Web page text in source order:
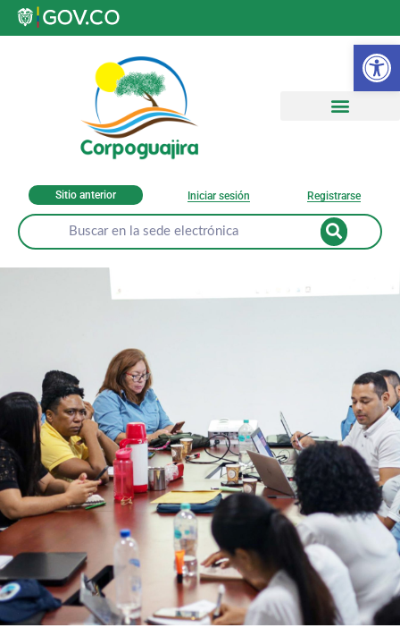
Sitio anterior Iniciar sesión Registrarse